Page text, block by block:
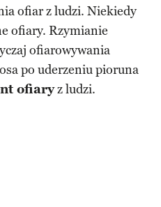
ofiar z ludzi. Niekiedy
ofiary. Rzymianie
ofiarowywania
po uderzeniu pioruna
ofiaryz ludzi.